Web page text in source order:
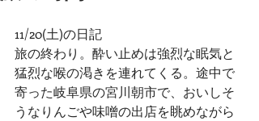
11/20(土)の日記
旅の終わり。酔い止めは強烈な眠気と
猛烈な喉の渇きを連れてくる。途中で
寄った岐阜県の宮川朝市で、おいしそ
うなりんごや味噌の出店を眺めながら